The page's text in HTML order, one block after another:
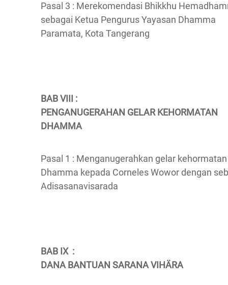
Pasal 3 : Merekomendasi Bhikkhu
sebagai Ketua Pengurus Yayasan Dhamma
Paramata, Kota Tangerang
BAB VIII :
PENGANUGERAHAN GELAR KEHORMATAN
DHAMMA
Pasal 1 : Menganugerahkan gelar kehormatan
Dhamma kepada Corneles Wowor dengan
Adisasanavisarada
BAB IX :
DANA BANTUAN SARANA VIHÄRA